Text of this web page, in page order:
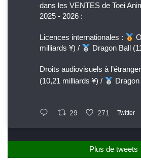
dans les VENTES de Toei
2025 - 2026 :
Licences internationales :
milliards ¥) /
Dragon Ball
Droits audiovisuels à
(10,21 milliards ¥) /
Dragon
29 271 Twitter
Plus de tweets